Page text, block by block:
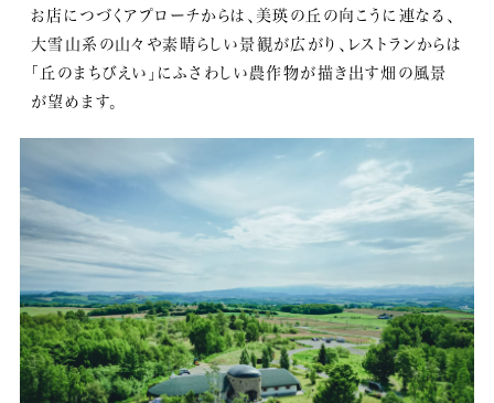
お店につづくアプローチからは、美瑛の丘の向こうに連なる、
大雪山系の山々や素晴らしい景観が広がり、レストランからは
「丘のまちびえい」にふさわしい農作物が描き出す畑の風景
が望めます。